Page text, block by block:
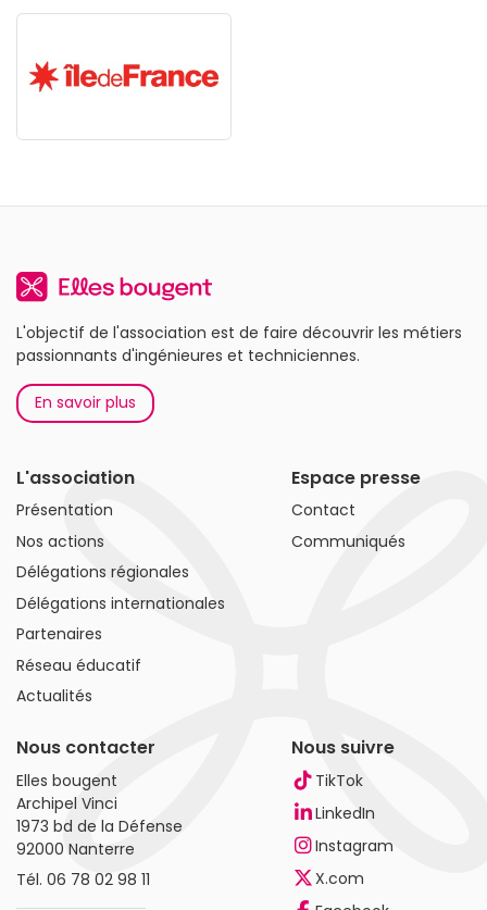
L'objectif de l'association est de faire découvrir les métiers
passionnants d'ingénieures et techniciennes.
En savoir plus
L'association
Présentation
Nos actions
Délégations régionales
Délégations internationales
Partenaires
Réseau éducatif
Actualités
Espace presse
Contact
Communiqués
Nous contacter
Elles bougent
Archipel Vinci
1973 bd de la Défense
92000 Nanterre
Tél. 06 78 02 98 11
Nous suivre
TikTok
LinkedIn
Instagram
X.com